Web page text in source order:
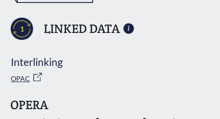
1 LINKED DATA
Interlinking
OPAC
OPERA